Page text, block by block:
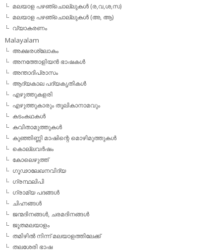
മലയാള പഴഞ്ചൊല്ലുകള്‍ (ര,വ,ശ,സ)
മലയാള പഴഞ്ചൊല്ലുകൾ (അ, ആ)
വ്യാകരണം
Malayalam
അക്ഷരശ്ലോകം
അനത്തോളിയന്‍ ഭാഷകള്‍
അന്താദിപ്രാസം
ആദ്യകാല പദ്യകൃതികള്‍
എഴുത്തുകളരി
എഴുത്തുകാരും തൂലികാനാമവും
കടംകഥകള്‍
കവിതാമുത്തുകള്‍
കുഞ്ഞിണ്ണി മാഷിന്റെ മൊഴിമുത്തുകള്‍
കൊല്ലവര്‍ഷം
കോലെഴുത്ത്
ഗൂഢാലേഖനവിദ്യ
ഗ്രന്ഥലിപി
ഗ്രാമ്യ പദങ്ങള്‍
ചിഹ്നങ്ങള്‍
ജന്മദിനങ്ങള്‍, ചരമദിനങ്ങള്‍
ജൂതമലയാളം
തമിഴില്‍ നിന്ന് മലയാളത്തിലേക്ക്
തലശേരി ഭാഷ